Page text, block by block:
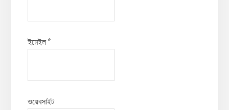
ইমেইল *
ওয়েবসাইট